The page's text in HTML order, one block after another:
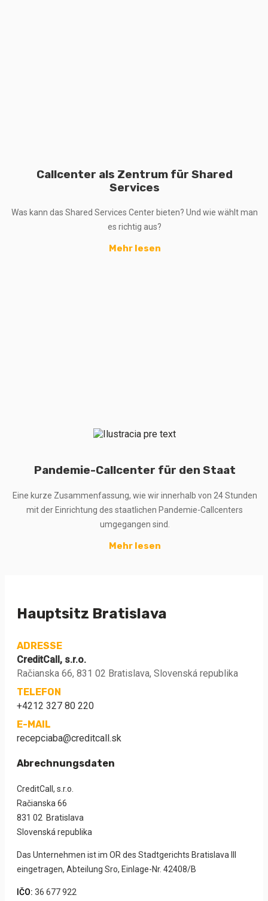
Callcenter als Zentrum für Shared
Services
Was kann das Shared Services Center bieten? Und wie wählt man
es richtig aus?
Mehr lesen
Pandemie-Callcenter für den Staat
Eine kurze Zusammenfassung, wie wir innerhalb von 24 Stunden
mit der Einrichtung des staatlichen Pandemie-Callcenters
umgegangen sind.
Mehr lesen
Hauptsitz Bratislava
ADRESSE
CreditCall, s.r.o.
Račianska 66, 831 02 Bratislava, Slovenská republika
TELEFON
+4212 327 80 220
E-MAIL
recepciaba@creditcall.sk
Abrechnungsdaten
CreditCall, s.r.o.
Račianska 66
831 02 Bratislava
Slovenská republika
Das Unternehmen ist im OR des Stadtgerichts Bratislava III
eingetragen, Abteilung Sro, Einlage-Nr. 42408/B
IČO: 36 677 922